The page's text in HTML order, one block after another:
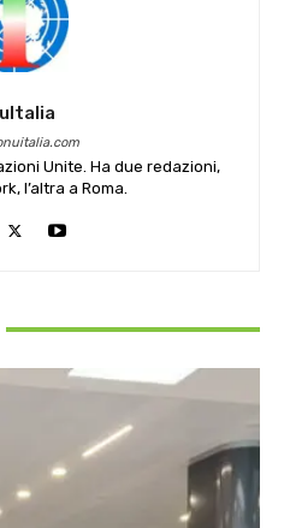
Unite. Ha due redazioni,
l’altra a Roma.